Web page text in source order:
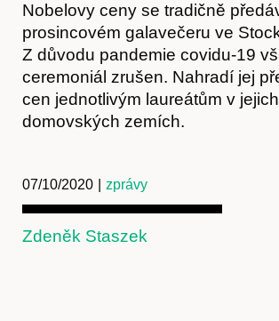
Kontakt
Nobelovy ceny se tradičně
prosincovém galavečeru ve
Z důvodu pandemie covidu-19
ceremoniál zrušen. Nahradí jej
cen jednotlivým laureátům v jejich
domovských zemích.
07/10/2020 zprávy
Zdeněk Staszek